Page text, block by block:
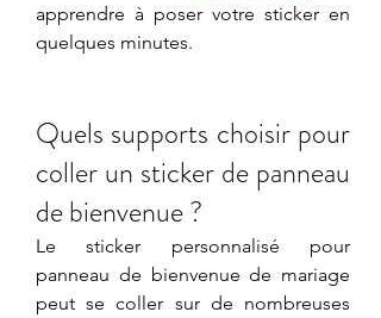
apprendre à poser votre sticker en
quelques minutes.
Quels supports choisir pour
coller un sticker de panneau
de bienvenue ?
Le sticker personnalisé pour
panneau de bienvenue de mariage
peut se coller sur de nombreuses